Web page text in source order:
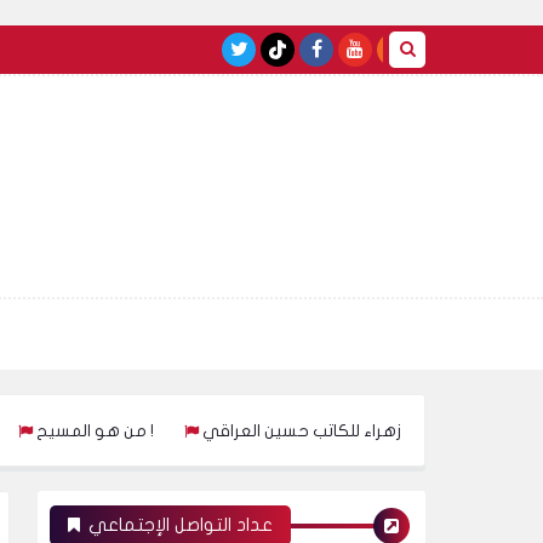
من هو المسيح ! كتاب على قتل فاطمة الزهراء للكاتب حسين العراقي
عداد التواصل الإجتماعي